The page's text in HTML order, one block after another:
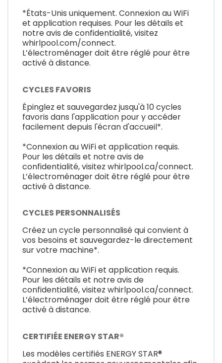
*États-Unis uniquement. Connexion au WiFi
et application requises. Pour les détails et
notre avis de confidentialité, visitez
whirlpool.com/connect.
L’électroménager doit être réglé pour être
activé à distance.
CYCLES FAVORIS
Épinglez et sauvegardez jusqu'à 10 cycles
favoris dans l'application pour y accéder
facilement depuis l'écran d'accueil*.
*Connexion au WiFi et application requis.
Pour les détails et notre avis de
confidentialité, visitez whirlpool.ca/connect.
L’électroménager doit être réglé pour être
activé à distance.
CYCLES PERSONNALISÉS
Créez un cycle personnalisé qui convient à
vos besoins et sauvegardez-le directement
sur votre machine*.
*Connexion au WiFi et application requis.
Pour les détails et notre avis de
confidentialité, visitez whirlpool.ca/connect.
L’électroménager doit être réglé pour être
activé à distance.
CERTIFIÉE ENERGY STAR®
Les modèles certifiés ENERGY STAR®